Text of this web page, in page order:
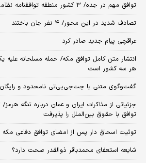
توافق مهم در جده/ ۳ کشور منطقه توافقنامه نظامی امضا می‌کنند
تصادف شدید در این محور/ ۴ نفر جان باختند
عراقچی پیام جدید صادر کرد
انتشار متن کامل توافق مکه/ حمله مسلحانه علیه
هر سه کشور است
گفت‌وگوی متنی با چت‌جی‌پی‌تی نامحدود و
جزئیاتی از مذاکرات ایران و عمان درباره تنگه
توافق با حقوق بین‌الملل را پذیرفت
توئیت اسحاق دار پس از امضای توافق دفاعی مکه
شایعه استعفای محمدباقر ذوالقدر صحت دارد؟